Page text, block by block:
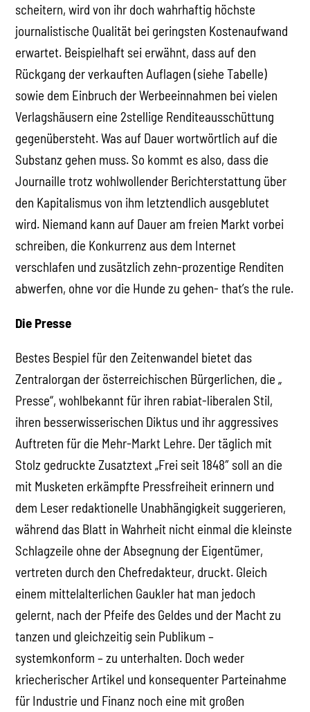
scheitern, wird von ihr doch wahrhaftig höchste
journalistische Qualität bei geringsten Kostenaufwand
erwartet. Beispielhaft sei erwähnt, dass auf den
Rückgang der verkauften Auflagen (siehe Tabelle)
sowie dem Einbruch der Werbeeinnahmen bei vielen
Verlagshäusern eine 2stellige Renditeausschüttung
gegenübersteht. Was auf Dauer wortwörtlich auf die
Substanz gehen muss. So kommt es also, dass die
Journaille trotz wohlwollender Berichterstattung über
den Kapitalismus von ihm letztendlich ausgeblutet
wird. Niemand kann auf Dauer am freien Markt vorbei
schreiben, die Konkurrenz aus dem Internet
verschlafen und zusätzlich zehn-prozentige Renditen
abwerfen, ohne vor die Hunde zu gehen- that’s the rule.
Die Presse
Bestes Bespiel für den Zeitenwandel bietet das
Zentralorgan der österreichischen Bürgerlichen, die „
Presse“, wohlbekannt für ihren rabiat-liberalen Stil,
ihren besserwisserischen Diktus und ihr aggressives
Auftreten für die Mehr-Markt Lehre. Der täglich mit
Stolz gedruckte Zusatztext „Frei seit 1848″ soll an die
mit Musketen erkämpfte Pressfreiheit erinnern und
dem Leser redaktionelle Unabhängigkeit suggerieren,
während das Blatt in Wahrheit nicht einmal die kleinste
Schlagzeile ohne der Absegnung der Eigentümer,
vertreten durch den Chefredakteur, druckt. Gleich
einem mittelalterlichen Gaukler hat man jedoch
gelernt, nach der Pfeife des Geldes und der Macht zu
tanzen und gleichzeitig sein Publikum –
systemkonform – zu unterhalten. Doch weder
kriecherischer Artikel und konsequenter Parteinahme
für Industrie und Finanz noch eine mit großen